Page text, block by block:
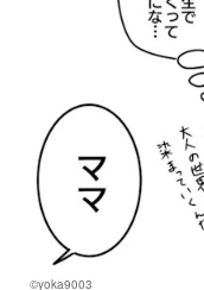
©yoka9003